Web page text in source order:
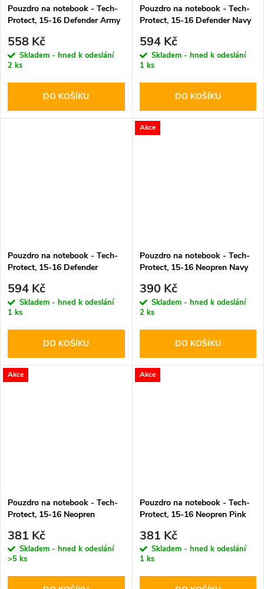
Pouzdro na notebook - Tech-
Protect, 15-16 Defender Army
558 Kč
Skladem - hned k odeslání
2 ks
DO KOŠÍKU
Pouzdro na notebook - Tech-
Protect, 15-16 Defender Navy
594 Kč
Skladem - hned k odeslání
1 ks
DO KOŠÍKU
Pouzdro na notebook - Tech-
Protect, 15-16 Defender
594 Kč
Skladem - hned k odeslání
1 ks
DO KOŠÍKU
Akce
Pouzdro na notebook - Tech-
Protect, 15-16 Neopren Navy
390 Kč
Skladem - hned k odeslání
2 ks
DO KOŠÍKU
Akce
Pouzdro na notebook - Tech-
Protect, 15-16 Neopren
381 Kč
Skladem - hned k odeslání
>5 ks
Akce
Pouzdro na notebook - Tech-
Protect, 15-16 Neopren Pink
381 Kč
Skladem - hned k odeslání
1 ks